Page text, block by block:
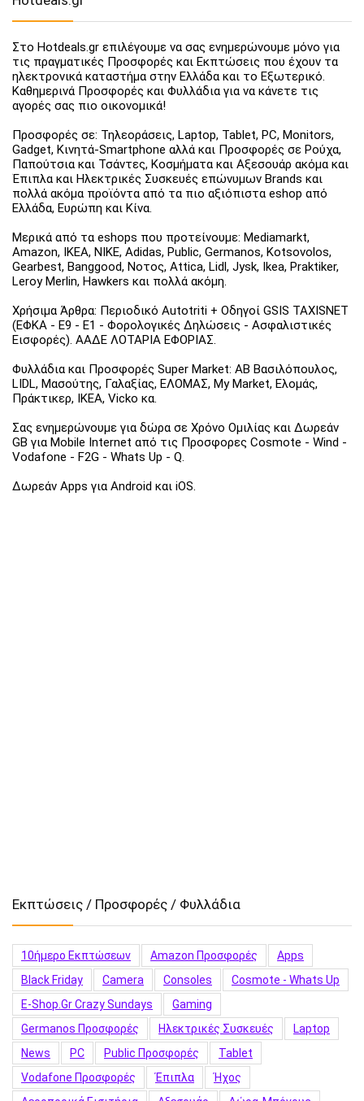
Στο Hotdeals.gr επιλέγουμε να σας ενημερώνουμε μόνο για
τις πραγματικές Προσφορές και Εκπτώσεις που έχουν τα
ηλεκτρονικά καταστήμα στην Ελλάδα και το Εξωτερικό.
Καθημερινά Προσφορές και Φυλλάδια για να κάνετε τις
αγορές σας πιο οικονομικά!
Προσφορές σε: Τηλεοράσεις, Laptop, Tablet, PC, Monitors,
Gadget, Κινητά-Smartphone αλλά και Προσφορές σε Ρούχα,
Παπούτσια και Τσάντες, Κοσμήματα και Αξεσουάρ ακόμα και
Έπιπλα και Ηλεκτρικές Συσκευές επώνυμων Brands και
πολλά ακόμα προϊόντα από τα πιο αξιόπιστα eshop από
Ελλάδα, Ευρώπη και Κίνα.
Μερικά από τα eshops που προτείνουμε: Mediamarkt,
Amazon, IKEA, NIKE, Adidas, Public, Germanos, Kotsovolos,
Gearbest, Banggood, Νοτος, Attica, Lidl, Jysk, Ikea, Praktiker,
Leroy Merlin, Hawkers και πολλά ακόμη.
Χρήσιμα Άρθρα: Περιοδικό Autotriti + Οδηγοί GSIS TAXISNET
(ΕΦΚΑ - Ε9 - Ε1 - Φορολογικές Δηλώσεις - Ασφαλιστικές
Εισφορές). ΑΑΔΕ ΛΟΤΑΡΙΑ ΕΦΟΡΙΑΣ.
Φυλλάδια και Προσφορές Super Market: ΑΒ Βασιλόπουλος,
LIDL, Μασούτης, Γαλαξίας, ΕΛΟΜΑΣ, My Market, Ελομάς,
Πράκτικερ, ΙΚΕΑ, Vicko κα.
Σας ενημερώνουμε για δώρα σε Χρόνο Ομιλίας και Δωρεάν
GB για Mobile Internet από τις Προσφορες Cosmote - Wind -
Vodafone - F2G - Whats Up - Q.
Δωρεάν Apps για Android και iOS.
Εκπτώσεις / Προσφορές / Φυλλάδια
10ήμερο Εκπτώσεων Amazon Προσφορές
Apps
Black Friday
Camera Consoles
Cosmote - Whats Up
E-Shop.gr Crazy Sundays
Gaming
Germanos Προσφορές
Hλεκτρικές Συσκευές
Laptop
News
PC Public Προσφορές
Tablet
Vodafone Προσφορές
Έπιπλα
Ήχος